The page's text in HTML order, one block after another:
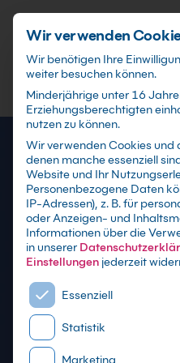
mit Zertifikat als Live
Präsenzseminar in
maßgeschneiderte
Wir verwenden
Wir benötigen Ihre
weiter besuchen können.
Minderjährige unter 16
Erziehungsberechtigten
nutzen zu können.
Wir verwenden Cookies und
denen manche essenziell
Website und Ihr
Personenbezogene Daten
IP-Adressen), z. B. für
oder Anzeigen- und
Informationen über die
in unserer
Einstellungen jederzeit
Es folgt eine Liste der
Essenziell
Statistik
Marketing